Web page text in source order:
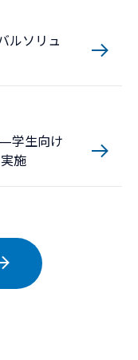
ルソリュ
—学生向け
施